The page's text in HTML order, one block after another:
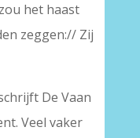
het haast
zeggen:// Zij
De Vaan
Veel vaker